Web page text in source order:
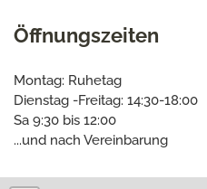
Öffnungszeiten
Montag: Ruhetag
Dienstag -Freitag: 14:30-18:00
Sa 9:30 bis 12:00
...und nach Vereinbarung